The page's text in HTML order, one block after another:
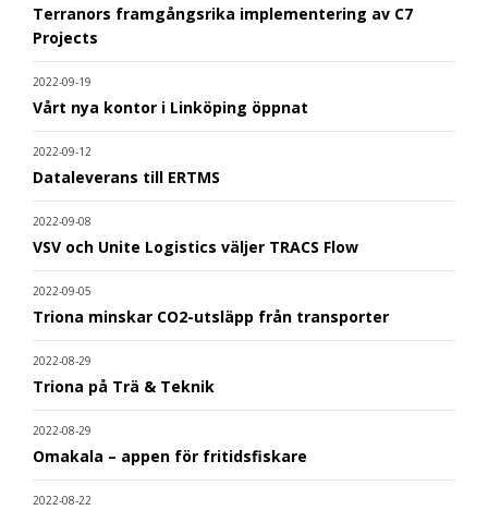
Terranors framgångsrika implementering av C7
Projects
2022-09-19
Vårt nya kontor i Linköping öppnat
2022-09-12
Dataleverans till ERTMS
2022-09-08
VSV och Unite Logistics väljer TRACS Flow
2022-09-05
Triona minskar CO2-utsläpp från transporter
2022-08-29
Triona på Trä & Teknik
2022-08-29
Omakala – appen för fritidsfiskare
2022-08-22